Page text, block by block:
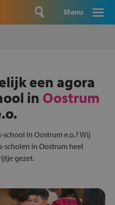
Menu
een agora
in Oostrum
in Oostrum e.o.? Wij
scholen in Oostrum heel
gezet.